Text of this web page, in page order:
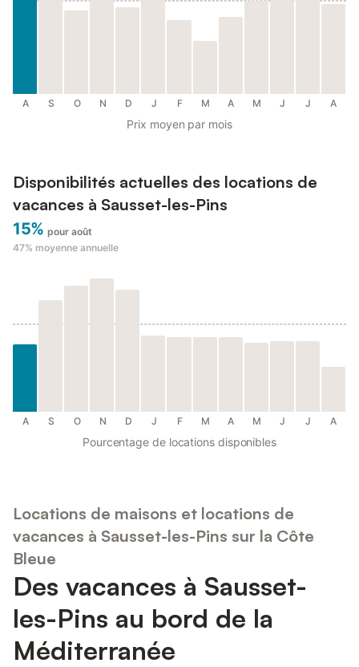
A S O N D J F M A M J J A
Prix moyen par mois
Disponibilités actuelles des locations de
vacances à Sausset-les-Pins
15% pour août
47% moyenne annuelle
A S O N D J F M A M J J A
Pourcentage de locations disponibles
Locations de maisons et locations de
vacances à Sausset-les-Pins sur la Côte
Bleue
Des vacances à Sausset-
les-Pins au bord de la
Méditerranée